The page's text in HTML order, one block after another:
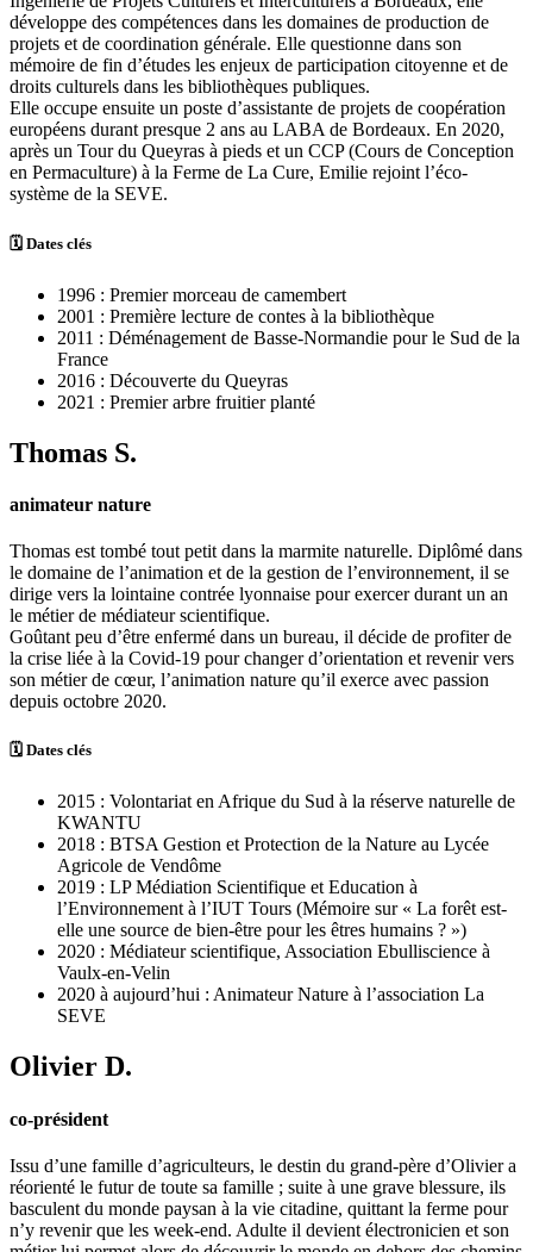
développe des compétences dans les domaines de production de
projets et de coordination générale. Elle questionne dans son
mémoire de fin d’études les enjeux de participation citoyenne et de
droits culturels dans les bibliothèques publiques.
Elle occupe ensuite un poste d’assistante de projets de coopération
européens durant presque 2 ans au LABA de Bordeaux. En 2020,
après un Tour du Queyras à pieds et un CCP (Cours de Conception
en Permaculture) à la Ferme de La Cure, Emilie rejoint l’éco-
système de la SEVE.
🗓 Dates clés
1996 : Premier morceau de camembert
2001 : Première lecture de contes à la bibliothèque
2011 : Déménagement de Basse-Normandie pour le Sud de la
France
2016 : Découverte du Queyras
2021 : Premier arbre fruitier planté
Thomas S.
animateur nature
Thomas est tombé tout petit dans la marmite naturelle. Diplômé dans
le domaine de l’animation et de la gestion de l’environnement, il se
dirige vers la lointaine contrée lyonnaise pour exercer durant un an
le métier de médiateur scientifique.
Goûtant peu d’être enfermé dans un bureau, il décide de profiter de
la crise liée à la Covid-19 pour changer d’orientation et revenir vers
son métier de cœur, l’animation nature qu’il exerce avec passion
depuis octobre 2020.
🗓 Dates clés
2015 : Volontariat en Afrique du Sud à la réserve naturelle de
KWANTU
2018 : BTSA Gestion et Protection de la Nature au Lycée
Agricole de Vendôme
2019 : LP Médiation Scientifique et Education à
l’Environnement à l’IUT Tours (Mémoire sur « La forêt est-
elle une source de bien-être pour les êtres humains ? »)
2020 : Médiateur scientifique, Association Ebulliscience à
Vaulx-en-Velin
2020 à aujourd’hui : Animateur Nature à l’association La
SEVE
Olivier D.
co-président
Issu d’une famille d’agriculteurs, le destin du grand-père d’Olivier a
réorienté le futur de toute sa famille ; suite à une grave blessure, ils
basculent du monde paysan à la vie citadine, quittant la ferme pour
n’y revenir que les week-end. Adulte il devient électronicien et son